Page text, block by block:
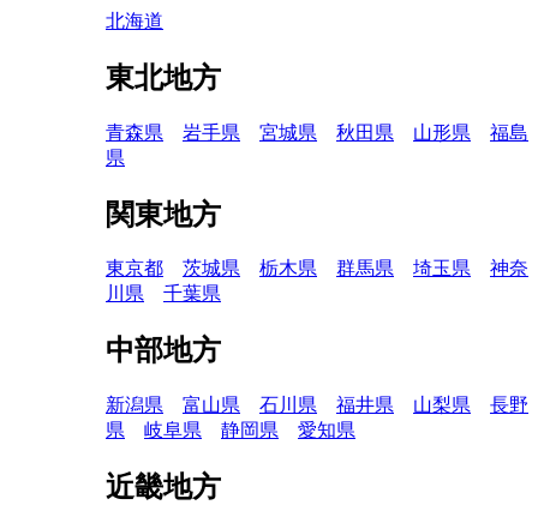
北海道
東北地方
青森県 岩手県 宮城県 秋田県 山形県
福島
県
関東地方
東京都 茨城県 栃木県 群馬県 埼玉県
神奈
川県
千葉県
中部地方
新潟県 富山県 石川県 福井県 山梨県
長野
県
岐阜県 静岡県 愛知県
近畿地方